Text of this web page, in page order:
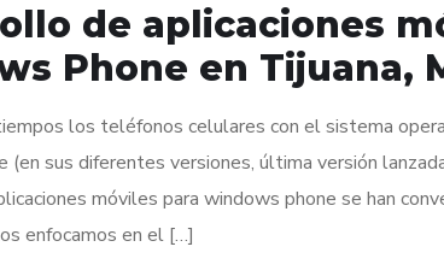
de aplicaciones
Phone en Tijuana,
los teléfonos celulares con el sistema
(en sus diferentes versiones, última versión
móviles para windows phone se han
enfocamos en el […]